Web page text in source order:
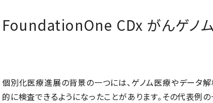
FoundationOne CDx がんゲノ
個別化医療進展の背景の一つには、ゲノム医療やデータ
的に検査できるようになったことがあります。その代表